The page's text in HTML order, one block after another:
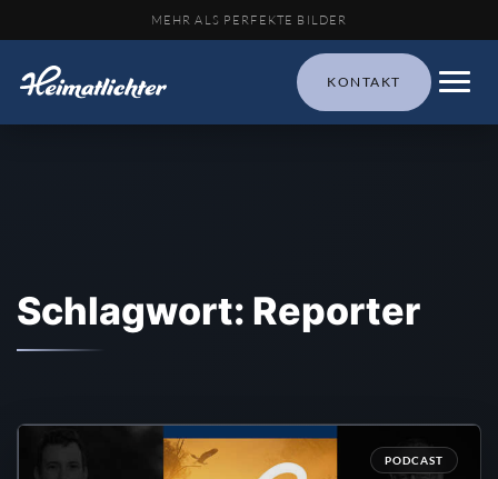
MEHR ALS PERFEKTE BILDER
KONTAKT
Schlagwort: Reporter
PODCAST